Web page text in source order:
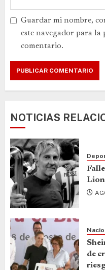
Guardar mi nombre,
este navegador para la
comentario.
NOTICIAS
de